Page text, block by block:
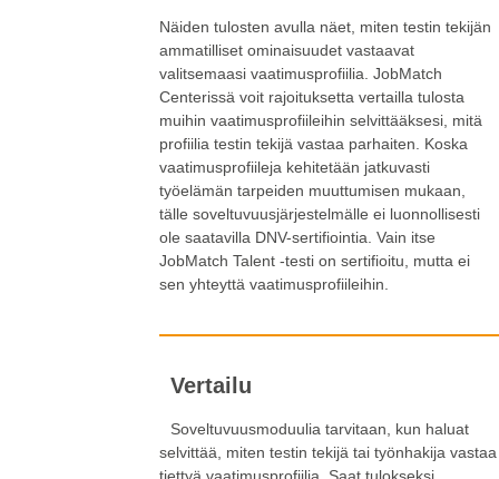
Näiden tulosten avulla näet, miten testin tekijän
ammatilliset ominaisuudet vastaavat
valitsemaasi vaatimusprofiilia. JobMatch
Centerissä voit rajoituksetta vertailla tulosta
muihin vaatimusprofiileihin selvittääksesi, mitä
profiilia testin tekijä vastaa parhaiten. Koska
vaatimusprofiileja kehitetään jatkuvasti
työelämän tarpeiden muuttumisen mukaan,
tälle soveltuvuusjärjestelmälle ei luonnollisesti
ole saatavilla DNV-sertifiointia. Vain itse
JobMatch Talent -testi on sertifioitu, mutta ei
sen yhteyttä vaatimusprofiileihin.
Vertailu
Soveltuvuusmoduulia tarvitaan, kun haluat
selvittää, miten testin tekijä tai työnhakija vastaa